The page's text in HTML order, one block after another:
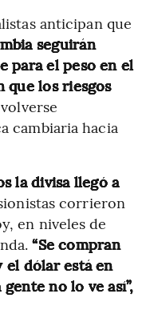
anticipan que
seguirán
para el peso en el
los riesgos
cambiaria hacia
la divisa llegó a
corrieron
en niveles de
“Se compran
el dólar está en
no lo ve así”,